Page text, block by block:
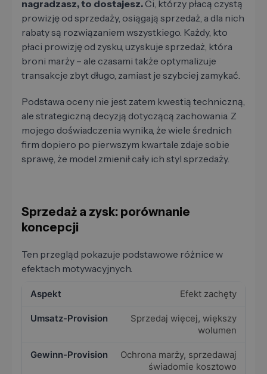
nagradzasz, to dostajesz.Ci, którzy płacą czystą
prowizję od sprzedaży, osiągają sprzedaż, a dla nich
rabaty są rozwiązaniem wszystkiego. Każdy, kto
płaci prowizję od zysku, uzyskuje sprzedaż, która
broni marży – ale czasami także optymalizuje
transakcje zbyt długo, zamiast je szybciej zamykać.
Podstawa oceny nie jest zatem kwestią techniczną,
ale strategiczną decyzją dotyczącą zachowania. Z
mojego doświadczenia wynika, że wiele średnich
firm dopiero po pierwszym kwartale zdaje sobie
sprawę, że model zmienił cały ich styl sprzedaży.
Sprzedaż a zysk: porównanie
koncepcji
Ten przegląd pokazuje podstawowe różnice w
efektach motywacyjnych.
Efekt zachęty
Sprzedaj więcej, większy
wolumen
Ochrona marży, sprzedawaj
świadomie kosztowo